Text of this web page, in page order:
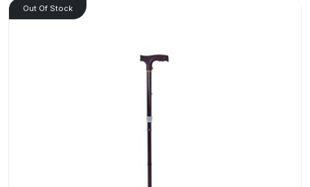
Out Of Stock